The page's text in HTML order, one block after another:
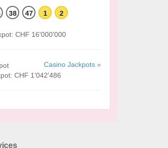
38 47 1 2
CHF 16'000'000
Casino Jackpots »
CHF 1'042'486